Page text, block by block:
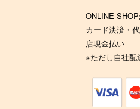
ONLINE
カード決済・
店現金払い
※ただし自社配